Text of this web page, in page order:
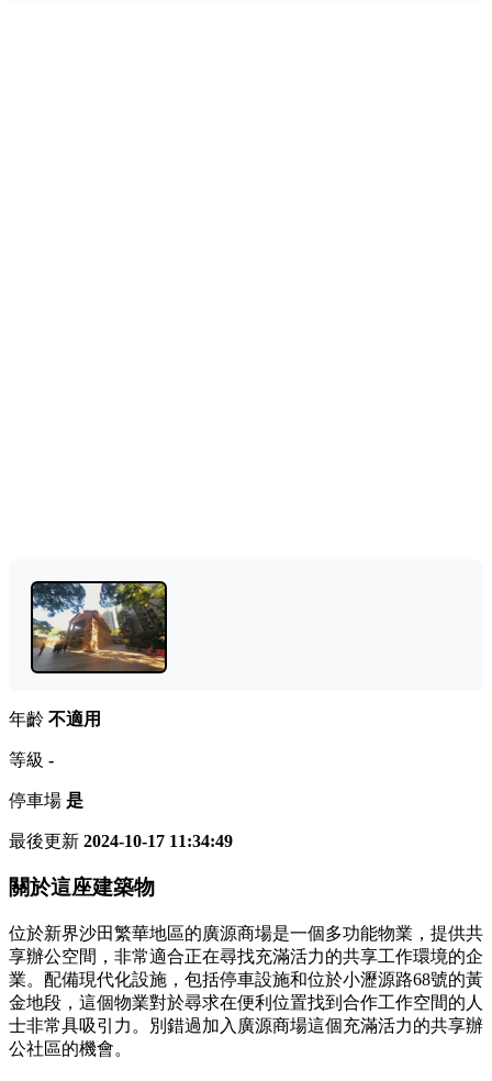
年齡 不適用
等級 -
停車場 是
最後更新 2024-10-17 11:34:49
關於這座建築物
位於新界沙田繁華地區的廣源商場是一個多功能物業，提供共
享辦公空間，非常適合正在尋找充滿活力的共享工作環境的企
業。配備現代化設施，包括停車設施和位於小瀝源路68號的黃
金地段，這個物業對於尋求在便利位置找到合作工作空間的人
士非常具吸引力。別錯過加入廣源商場這個充滿活力的共享辦
公社區的機會。